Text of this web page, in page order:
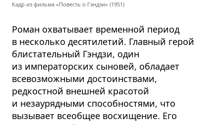
Кадр из фильма «Повесть о Гэндзи» (1951)
Роман охватывает временной период
в несколько десятилетий. Главный герой
блистательный Гэндзи, один
из императорских сыновей, обладает
всевозможными достоинствами,
редкостной внешней красотой
и незаурядными способностями, что
вызывает всеобщее восхищение. Его